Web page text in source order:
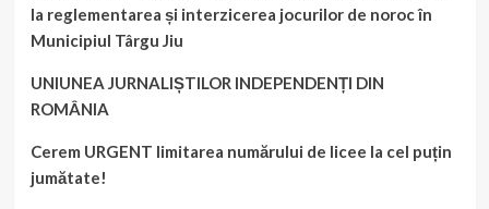
la reglementarea și interzicerea jocurilor de noroc în
Municipiul Târgu Jiu
UNIUNEA JURNALIȘTILOR INDEPENDENȚI DIN
ROMÂNIA
Cerem URGENT limitarea numărului de licee la cel puțin
jumătate!